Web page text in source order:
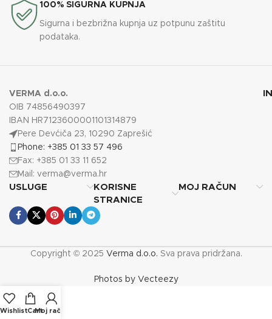
100% SIGURNA KUPNJA
Sigurna i bezbrižna kupnja uz potpunu zaštitu
podataka.
VERMA d.o.o.
OIB 74856490397
IBAN HR7123600001101314879
Pere Devćiča 23, 10290 Zaprešić
Phone: +385 01 33 57 496
Fax: +385 01 33 11 652
Mail: verma@verma.hr
USLUGE
KORISNE
STRANICE
MOJ RAČUN
Copyright © 2025 Verma d.o.o. Sva prava pridržana.
Photos by Vecteezy
WishlistCartMoj račun